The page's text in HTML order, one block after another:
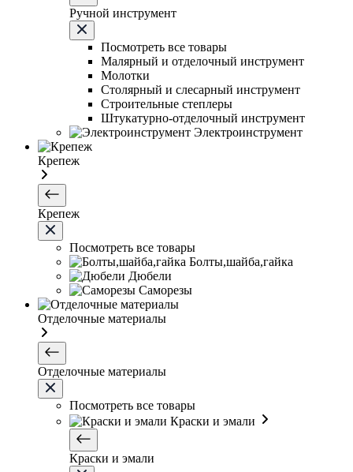
Ручной инструмент
Посмотреть все товары
Малярный и отделочный инструмент
Молотки
Столярный и слесарный инструмент
Строительные степлеры
Штукатурно-отделочный инструмент
Электроинструмент
Крепеж
Крепеж
Посмотреть все товары
Болты,шайба,гайка
Дюбели
Саморезы
Отделочные материалы
Отделочные материалы
Посмотреть все товары
Краски и эмали
Краски и эмали